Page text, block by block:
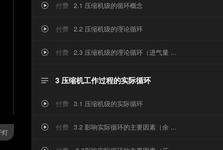
灯
 付费 2.1 压缩机级的循环概念
 付费 2.2 压缩机级的理论循环
 付费 2.3 压缩机级的理论循环（进气量 ...
 3 压缩机工作过程的实际循环
 付费 3.1 压缩机级的实际循环
 付费 3.2 影响实际循环的主要因素（余 ...